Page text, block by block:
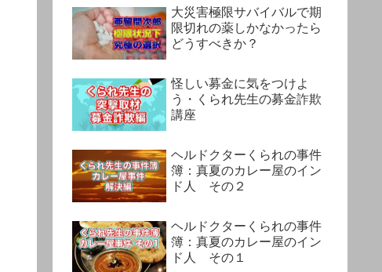
大災害極限サバイバルで期
限切れの薬しかなかったら
どうすべきか？
怪しい募金に気をつけよ
う・くられ先生の募金詐欺
講座
ヘルドクターくられの事件
簿：真夏のカレー屋のイン
ド人 その２
ヘルドクターくられの事件
簿：真夏のカレー屋のイン
ド人 その１